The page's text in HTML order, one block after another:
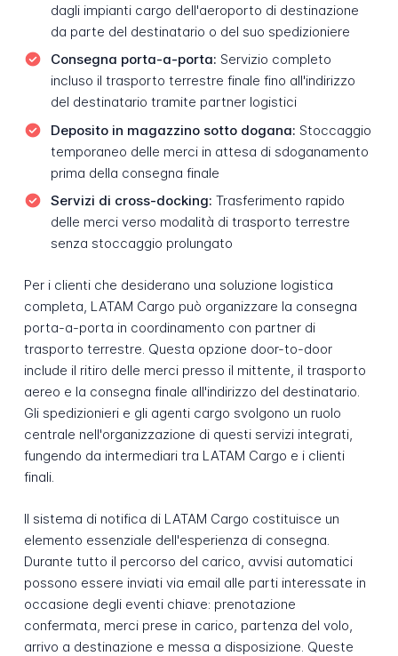
dagli impianti cargo dell'aeroporto di destinazione
da parte del destinatario o del suo spedizioniere
Consegna porta-a-porta: Servizio completo
incluso il trasporto terrestre finale fino all'indirizzo
del destinatario tramite partner logistici
Deposito in magazzino sotto dogana: Stoccaggio
temporaneo delle merci in attesa di sdoganamento
prima della consegna finale
Servizi di cross-docking: Trasferimento rapido
delle merci verso modalità di trasporto terrestre
senza stoccaggio prolungato
Per i clienti che desiderano una soluzione logistica
completa, LATAM Cargo può organizzare la consegna
porta-a-porta in coordinamento con partner di
trasporto terrestre. Questa opzione door-to-door
include il ritiro delle merci presso il mittente, il trasporto
aereo e la consegna finale all'indirizzo del destinatario.
Gli spedizionieri e gli agenti cargo svolgono un ruolo
centrale nell'organizzazione di questi servizi integrati,
fungendo da intermediari tra LATAM Cargo e i clienti
finali.
Il sistema di notifica di LATAM Cargo costituisce un
elemento essenziale dell'esperienza di consegna.
Durante tutto il percorso del carico, avvisi automatici
possono essere inviati via email alle parti interessate in
occasione degli eventi chiave: prenotazione
confermata, merci prese in carico, partenza del volo,
arrivo a destinazione e messa a disposizione. Queste